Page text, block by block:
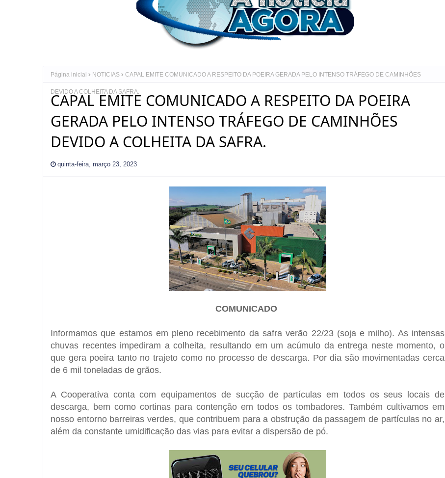
Página inicial NOTICIAS CAPAL EMITE COMUNICADO A RESPEITO DA POEIRA GERADA PELO INTENSO TRÁFEGO DE CAMINHÕES
DEVIDO A COLHEITA DA SAFRA.
CAPAL EMITE COMUNICADO A RESPEITO DA POEIRA
GERADA PELO INTENSO TRÁFEGO DE CAMINHÕES
DEVIDO A COLHEITA DA SAFRA.
quinta-feira, março 23, 2023
COMUNICADO
Informamos que estamos em pleno recebimento da safra verão 22/23 (soja e milho). As intensas
chuvas recentes impediram a colheita, resultando em um acúmulo da entrega neste momento, o
que gera poeira tanto no trajeto como no processo de descarga. Por dia são movimentadas cerca
de 6 mil toneladas de grãos.
A Cooperativa conta com equipamentos de sucção de partículas em todos os seus locais de
descarga, bem como cortinas para contenção em todos os tombadores. Também cultivamos em
nosso entorno barreiras verdes, que contribuem para a obstrução da passagem de partículas no ar,
além da constante umidificação das vias para evitar a dispersão de pó.